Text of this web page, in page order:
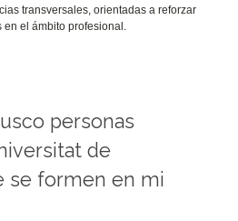
transversales, orientadas a reforzar
en el ámbito profesional.
personas
de
se formen en mi